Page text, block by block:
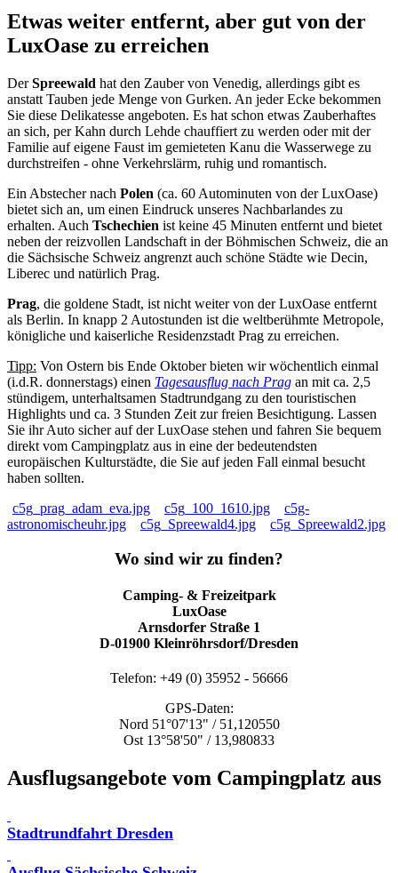
Etwas weiter entfernt, aber gut von der
LuxOase zu erreichen
DerSpreewald hat den Zauber von Venedig, allerdings gibt es
anstatt Tauben jede Menge von Gurken. An jeder Ecke bekommen
Sie diese Delikatesse angeboten. Es hat schon etwas Zauberhaftes
an sich, per Kahn durch Lehde chauffiert zu werden oder mit der
Familie auf eigene Faust im gemieteten Kanu die Wasserwege zu
durchstreifen - ohne Verkehrslärm, ruhig und romantisch.
Ein Abstecher nach Polen (ca. 60 Autominuten von der LuxOase)
bietet sich an, um einen Eindruck unseres Nachbarlandes zu
erhalten. Auch Tschechien ist keine 45 Minuten entfernt und bietet
neben der reizvollen Landschaft in der Böhmischen Schweiz, die an
die Sächsische Schweiz angrenzt auch schöne Städte wie Decin,
Liberec und natürlich Prag.
Prag, die goldene Stadt, ist nicht weiter von der LuxOase entfernt
als Berlin. In knapp 2 Autostunden ist die weltberühmte Metropole,
königliche und kaiserliche Residenzstadt Prag zu erreichen.
Tipp: Von Ostern bis Ende Oktober bieten wir wöchentlich einmal
(i.d.R. donnerstags) einen Tagesausflug nach Prag an mit ca. 2,5
stündigem, unterhaltsamen Stadtrundgang zu den touristischen
Highlights und ca. 3 Stunden Zeit zur freien Besichtigung. Lassen
Sie ihr Auto sicher auf der LuxOase stehen und fahren Sie bequem
direkt vom Campingplatz aus in eine der bedeutendsten
europäischen Kulturstädte, die Sie auf jeden Fall einmal besucht
haben sollten.
c5g_prag_adam_eva.jpg
c5g_100_1610.jpg
c5g-
astronomischeuhr.jpg
c5g_Spreewald4.jpg c5g_Spreewald2.jpg
Wo sind wir zu finden?
Camping- & Freizeitpark
LuxOase
Arnsdorfer Straße 1
D-01900 Kleinröhrsdorf/Dresden
Telefon: +49 (0) 35952 - 56666
GPS-Daten:
Nord 51°07'13" / 51,120550
Ost 13°58'50" / 13,980833
Ausflugsangebote vom Campingplatz aus
Stadtrundfahrt Dresden